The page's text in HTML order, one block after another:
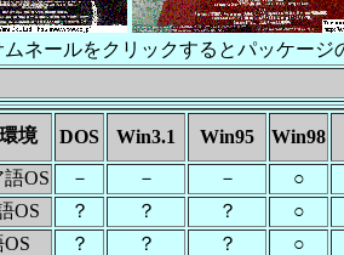
ムネールをクリックするとパッケー
境 DOS Win3.1 Win95
Win98
語OS
－ － －
○
OS
？ ？ ？
○
？ ？ ？
○